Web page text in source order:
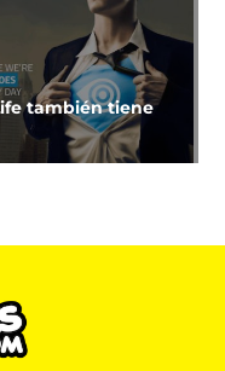
también tiene